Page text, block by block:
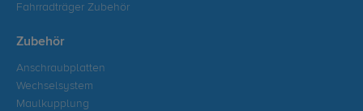
Fahrradträger Zubehör
Zubehör
Anschraubplatten
Wechselsystem
Maulkupplung